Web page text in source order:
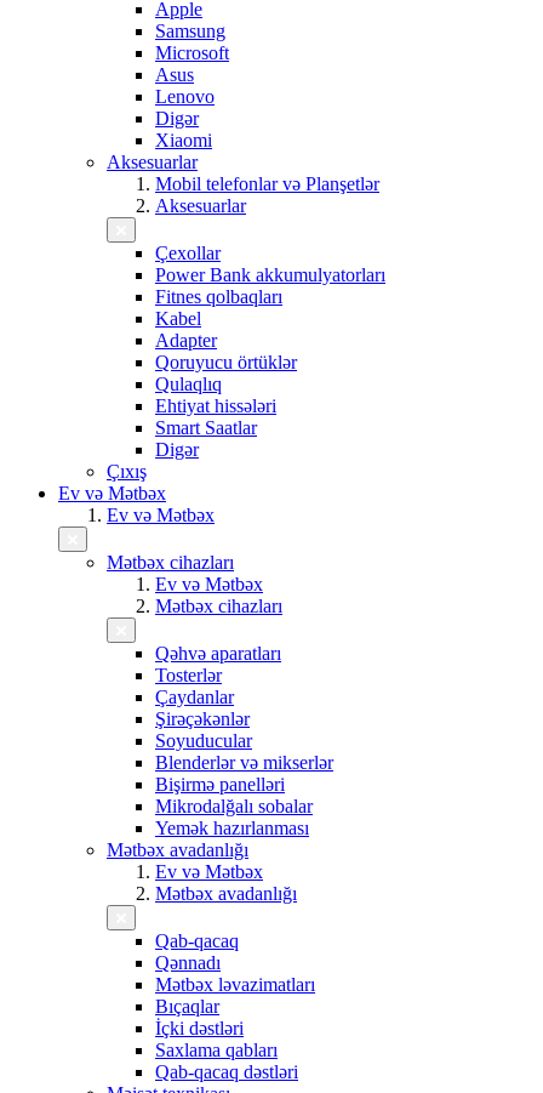
Apple
Samsung
Microsoft
Asus
Lenovo
Digər
Xiaomi
Aksesuarlar
Mobil telefonlar və Planşetlər
Aksesuarlar
Çexollar
Power Bank akkumulyatorları
Fitnes qolbaqları
Kabel
Adapter
Qoruyucu örtüklər
Qulaqlıq
Ehtiyat hissələri
Smart Saatlar
Digər
Çıxış
Ev və Mətbəx
Ev və Mətbəx
Mətbəx cihazları
Ev və Mətbəx
Mətbəx cihazları
Qəhvə aparatları
Tosterlər
Çaydanlar
Şirəçəkənlər
Soyuducular
Blenderlər və mikserlər
Bişirmə panelləri
Mikrodalğalı sobalar
Yemək hazırlanması
Mətbəx avadanlığı
Ev və Mətbəx
Mətbəx avadanlığı
Qab-qacaq
Qənnadı
Mətbəx ləvazimatları
Bıçaqlar
İçki dəstləri
Saxlama qabları
Qab-qacaq dəstləri